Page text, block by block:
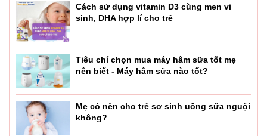
Cách sử dụng vitamin D3 cùng men vi
sinh, DHA hợp lí cho trẻ
Tiêu chí chọn mua máy hâm sữa tốt mẹ
nên biết - Máy hâm sữa nào tốt?
Mẹ có nên cho trẻ sơ sinh uống sữa nguội
không?